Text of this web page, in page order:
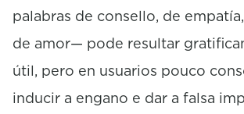
palabras de consello, de
de amor— pode resultar
útil, pero en usuarios pouco
inducir a engano e dar a falsa